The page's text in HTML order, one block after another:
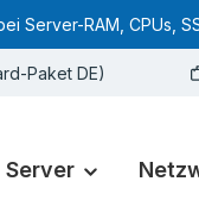
Server-RAM, CPUs,
Paket DE)
Server